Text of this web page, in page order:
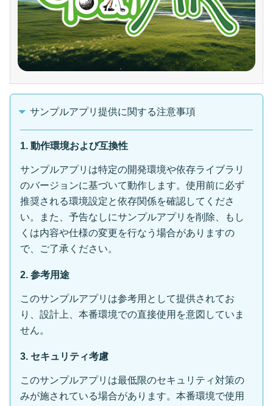
サンプルアプリ提供に関する注意事項
1. 動作環境および互換性
サンプルアプリは特定の開発環境や依存ライブラリ
のバージョンに基づいて動作します。使用前に必ず
推奨される環境設定と依存関係を確認してくださ
い。また、予告なしにサンプルアプリを削除、もし
くは内容や仕様の変更を行なう場合がありますの
で、ご了承ください。
2. 参考用途
このサンプルアプリは参考用として提供されてお
り、設計上、本番環境での直接使用を意図していま
せん。
3. セキュリティ考慮
このサンプルアプリは最低限のセキュリティ対策の
みが施されている場合があります。本番環境で使用